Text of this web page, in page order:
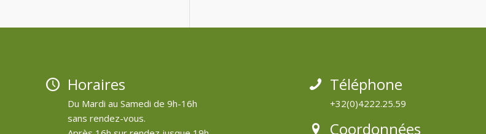
Horaires
Du Mardi au Samedi de 9h-16h
sans rendez-vous.
Téléphone
+32(0)4222.25.59
Coordonnées